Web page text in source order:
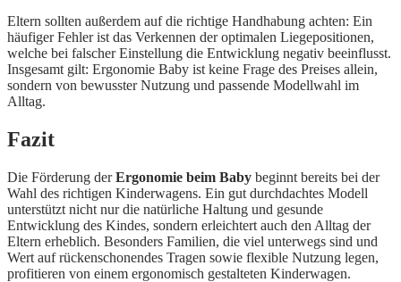
Eltern sollten außerdem auf die richtige Handhabung achten: Ein
häufiger Fehler ist das Verkennen der optimalen Liegepositionen,
welche bei falscher Einstellung die Entwicklung negativ beeinflusst.
Insgesamt gilt: Ergonomie Baby ist keine Frage des Preises allein,
sondern von bewusster Nutzung und passende Modellwahl im
Alltag.
Fazit
Die Förderung derErgonomie beim Baby beginnt bereits bei der
Wahl des richtigen Kinderwagens. Ein gut durchdachtes Modell
unterstützt nicht nur die natürliche Haltung und gesunde
Entwicklung des Kindes, sondern erleichtert auch den Alltag der
Eltern erheblich. Besonders Familien, die viel unterwegs sind und
Wert auf rückenschonendes Tragen sowie flexible Nutzung legen,
profitieren von einem ergonomisch gestalteten Kinderwagen.